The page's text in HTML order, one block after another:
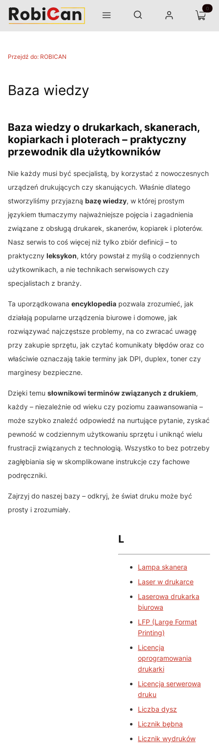
Menu Otwórz wyszukiwarkę
Szukaj Zaloguj się Koszyk
Przejdź do: ROBICAN
Baza wiedzy
Baza wiedzy o drukarkach, skanerach,
kopiarkach i ploterach – praktyczny
przewodnik dla użytkowników
Nie każdy musi być specjalistą, by korzystać z nowoczesnych
urządzeń drukujących czy skanujących. Właśnie dlatego
stworzyliśmy przyjazną bazę wiedzy, w której prostym
językiem tłumaczymy najważniejsze pojęcia i zagadnienia
związane z obsługą drukarek, skanerów, kopiarek i ploterów.
Nasz serwis to coś więcej niż tylko zbiór definicji – to
praktyczny leksykon, który powstał z myślą o codziennych
użytkownikach, a nie technikach serwisowych czy
specjalistach z branży.
Ta uporządkowana encyklopedia pozwala zrozumieć, jak
działają popularne urządzenia biurowe i domowe, jak
rozwiązywać najczęstsze problemy, na co zwracać uwagę
przy zakupie sprzętu, jak czytać komunikaty błędów oraz co
właściwie oznaczają takie terminy jak DPI, duplex, toner czy
marginesy bezpieczne.
Dzięki temu słownikowi terminów związanych z drukiem,
każdy – niezależnie od wieku czy poziomu zaawansowania –
może szybko znaleźć odpowiedź na nurtujące pytanie, zyskać
pewność w codziennym użytkowaniu sprzętu i uniknąć wielu
frustracji związanych z technologią. Wszystko to bez potrzeby
zagłębiania się w skomplikowane instrukcje czy fachowe
podręczniki.
Zajrzyj do naszej bazy – odkryj, że świat druku może być
prosty i zrozumiały.
L
Lampa skanera
Laser w drukarce
Laserowa drukarka
biurowa
LFP (Large Format
Printing)
Licencja
oprogramowania
drukarki
Licencja serwerowa
druku
Liczba dysz
Licznik bębna
Licznik wydruków